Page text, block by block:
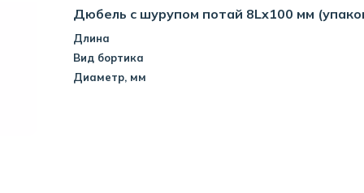
Дюбель с шурупом потай 8Lx100 мм
Длина
Вид бортика
Диаметр, мм